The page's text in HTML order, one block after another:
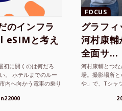
のインフラ
eSIMと考え
初に開くのは何だろ
。 ホテルまでのルー
内へ向かう電車の乗り
FOCUS
グラフ
河村康
全面サ...
河村康輔とつ
場。撮影場所
や」で、Tシャ